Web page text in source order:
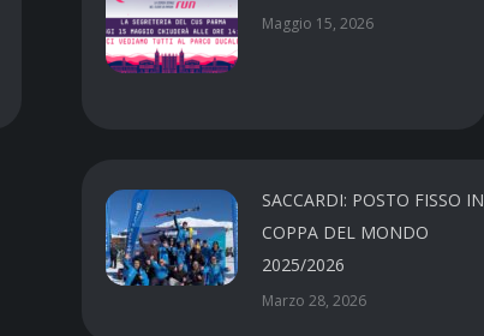
Maggio 15, 2026
SACCARDI: POSTO FISSO IN
COPPA DEL MONDO
2025/2026
Marzo 28, 2026